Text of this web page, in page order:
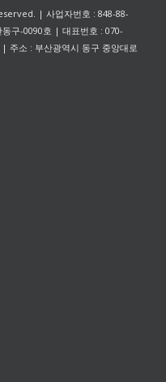
| 사업자번호 : 848-88-
구-0090호 | 대표번호 : 070-
소 : 부산광역시 동구 중앙대로